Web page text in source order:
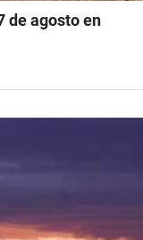
de agosto en